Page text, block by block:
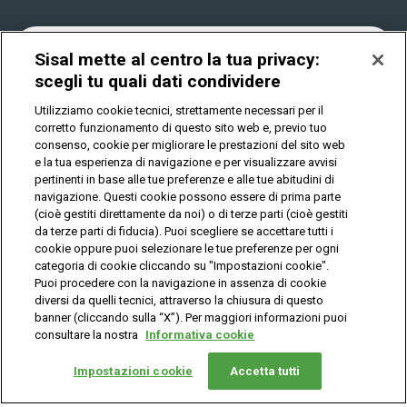
Vuoi giocare
online?
Play Your Date
News
Cookies
Privacy
IL GIOCO È VIETATO AI MINORI E PUÒ CAUSARE
DIPENDENZA PATOLOGICA
© Copyright Sisal Italia S.p.A. - P.I. 02433760135
Privacy Cookies
Mappa
del
Sisal mette al centro la tua privacy:
scegli tu quali dati condividere
Utilizziamo cookie tecnici, strettamente necessari per il
corretto funzionamento di questo sito web e, previo tuo
consenso, cookie per migliorare le prestazioni del sito web
e la tua esperienza di navigazione e per visualizzare avvisi
pertinenti in base alle tue preferenze e alle tue abitudini di
navigazione. Questi cookie possono essere di prima parte
(cioè gestiti direttamente da noi) o di terze parti (cioè gestiti
da terze parti di fiducia). Puoi scegliere se accettare tutti i
cookie oppure puoi selezionare le tue preferenze per ogni
categoria di cookie cliccando su "Impostazioni cookie".
Puoi procedere con la navigazione in assenza di cookie
diversi da quelli tecnici, attraverso la chiusura di questo
banner (cliccando sulla “X”). Per maggiori informazioni puoi
consultare la nostra Informativa cookie
Impostazioni cookie Accetta tutti